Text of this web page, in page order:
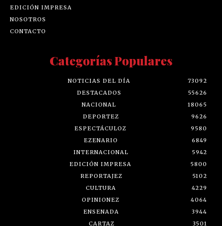
EDICIÓN IMPRESA
NOSOTROS
CONTACTO
Categorías Populares
NOTICIAS DEL DÍA
73092
DESTACADOS
55626
NACIONAL
18065
DEPORTEZ
9626
ESPECTÁCULOZ
9580
EZENARIO
6849
INTERNACIONAL
5942
EDICIÓN IMPRESA
5800
REPORTAJEZ
5102
CULTURA
4229
OPINIONEZ
4064
ENSENADA
3944
CARTAZ
3501